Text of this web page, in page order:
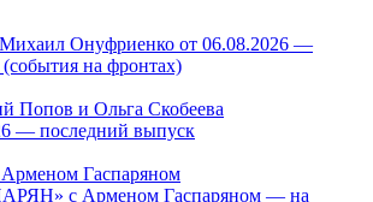
Онуфриенко от 06.08.2026 —
на фронтах)
— последний выпуск
с Арменом Гаспаряном — на